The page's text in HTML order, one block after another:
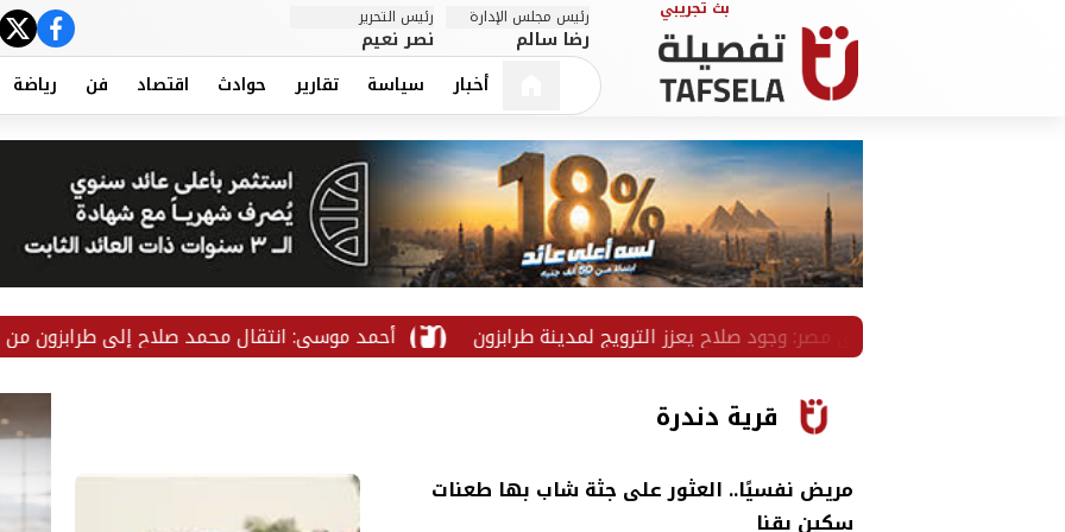
رئيس مجلس الإدارة
رضا سالم
رئيس التحرير
نصر نعيم
أخبار سياسة تقارير حوادث اقتصاد فن رياضة
أحمد موسى: انتقال محمد صلاح إلى طرابزون من سفير تركيا لدى مصر: وجود صلاح يعزز الترويج لمدينة طرابزون
قرية دندرة
مريض نفسيًا.. العثور على جثة شاب بها طعنات
سكين بقنا